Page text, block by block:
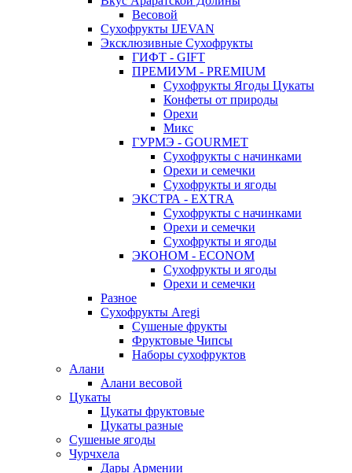
Весовой
Сухофрукты IJEVAN
Эксклюзивные Сухофрукты
ГИФТ - GIFT
ПРЕМИУМ - PREMIUM
Сухофрукты Ягоды Цукаты
Конфеты от природы
Орехи
Микс
ГУРМЭ - GOURMET
Сухофрукты с начинками
Орехи и семечки
Сухофрукты и ягоды
ЭКСТРА - EXTRA
Сухофрукты с начинками
Орехи и семечки
Сухофрукты и ягоды
ЭКОНОМ - ECONOM
Сухофрукты и ягоды
Орехи и семечки
Разное
Сухофрукты Aregi
Сушеные фрукты
Фруктовые Чипсы
Наборы сухофруктов
Алани
Алани весовой
Цукаты
Цукаты фруктовые
Цукаты разные
Сушеные ягоды
Чурчхела
Дары Армении